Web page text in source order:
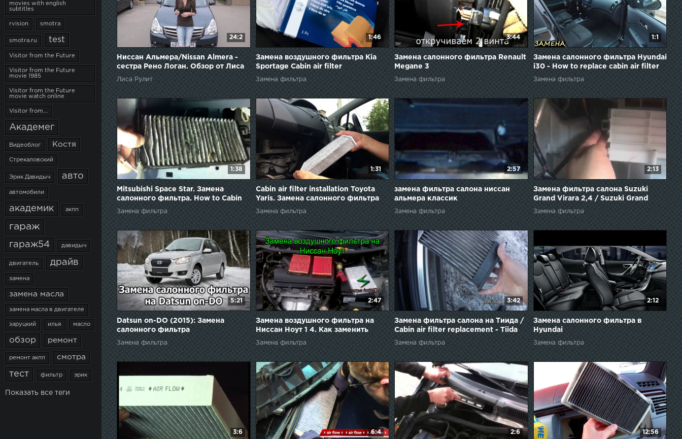
movies with english
subtitles
rvision smotra
smotra.ru test
Visitor from the Future
Visitor from the Future
movie 1985
Visitor from the Future
movie watch online
Visitor from...
Академег
Видеоблог Костя
Стрекаловский
Эрик Давидыч авто
автомобили
академик акпп
гараж
гараж54 давидыч
двигатель драйв
замена
замена масла
замена масла в двигателе
заруцкий илья масло
обзор ремонт
ремонт акпп смотра
тест фильтр эрик
Показать все теги
24:2
Ниссан Альмера/Nissan Almera -
сестра Рено Логан. Обзор от Лиса
Рулит.
Лиса Рулит
1:46
Замена воздушного фильтра Kia
Sportage Cabin air filter
replacement
Замена фильтра
3:44
Замена салонного фильтра Renault
Megane 3
Замена фильтра
1:1
Замена салонного фильтра Hyundai
i30 - How to replace cabin air filter
Замена фильтра
1:38
Mitsubishi Space Star. Замена
салонного фильтра. How to Cabin
Air Filter Replacement
Замена фильтра
1:31
Cabin air filter installation Toyota
Yaris. Замена салонного фильтра
на Toyota Vitz за 2 минуты
Замена фильтра
2:57
замена фильтра салона ниссан
альмера классик
Замена фильтра
2:13
Замена фильтра салона Suzuki
Grand Virara 2,4 / Suzuki Grand
Virara 2.4L Cabin Filter Change
Замена фильтра
5:21
Datsun on-DO (2015): Замена
салонного фильтра
Замена фильтра
2:47
Замена воздушного фильтра на
Ниссан Ноут 1 4. Как заменить
воздушный фильтр на Nissan Note
1.4...
Замена фильтра
3:42
Замена фильтра салона на Тиида /
Cabin air filter replacement - Tiida
Замена фильтра
2:12
Замена салонного фильтра в
Hyundai
Elantra(Avante)/Replacement of the
cabin filter Hyundai Elantra
Замена фильтра
3:6 6:4 2:6 12:56